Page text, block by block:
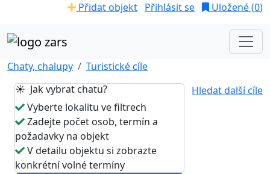
Přidat objekt Přihlásit se Uložené (0)
Chaty, chalupy
Turistické cíle
Hledat další cíle
☀️ Jak vybrat chatu?
Vyberte lokalitu ve filtrech
Zadejte počet osob, termín a
požadavky na objekt
V detailu objektu si zobrazte
konkrétní volné termíny